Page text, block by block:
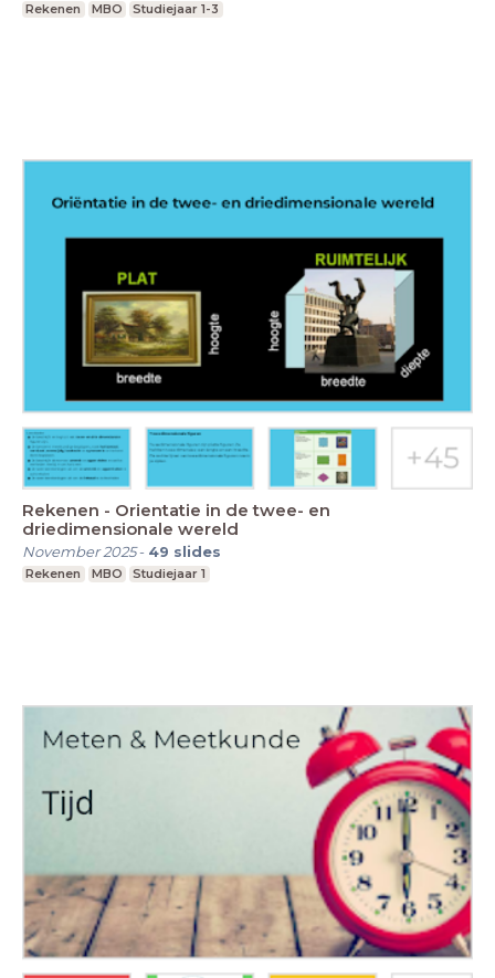
Rekenen MBO Studiejaar 1-3
Rekenen - Orientatie in de twee- en
driedimensionale wereld
November 2025- 49 slides
Rekenen MBO Studiejaar 1